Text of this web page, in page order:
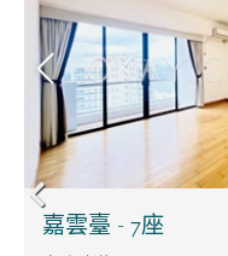
嘉雲臺 - 7座